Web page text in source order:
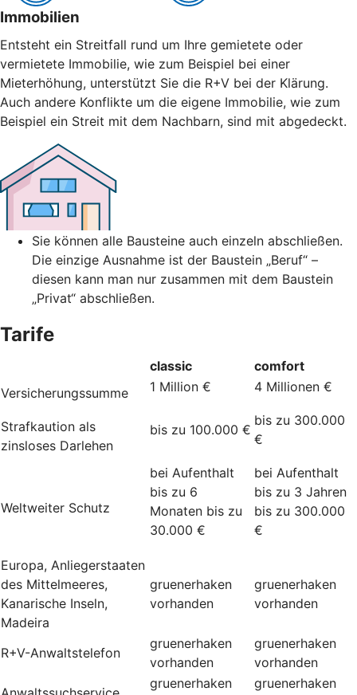
Immobilien
Entsteht ein Streitfall rund um Ihre gemietete oder
vermietete Immobilie, wie zum Beispiel bei einer
Mieterhöhung, unterstützt Sie die R+V bei der Klärung.
Auch andere Konflikte um die eigene Immobilie, wie zum
Beispiel ein Streit mit dem Nachbarn, sind mit abgedeckt.
Sie können alle Bausteine auch einzeln abschließen.
Die einzige Ausnahme ist der Baustein „Beruf“ –
diesen kann man nur zusammen mit dem Baustein
„Privat“ abschließen.
Tarife
classic
comfort
Versicherungssumme
1 Million € 4 Millionen €
Strafkaution als
zinsloses Darlehen
bis zu 100.000 €
bis zu 300.000
€
Weltweiter Schutz
bei Aufenthalt
bis zu 6
Monaten bis zu
30.000 €
bei Aufenthalt
bis zu 3 Jahren
bis zu 300.000
€
Europa, Anliegerstaaten
des Mittelmeeres,
Kanarische Inseln,
Madeira
gruenerhaken
vorhanden
gruenerhaken
vorhanden
R+V-Anwaltstelefon
gruenerhaken
vorhanden
gruenerhaken
vorhanden
gruenerhaken
gruenerhaken